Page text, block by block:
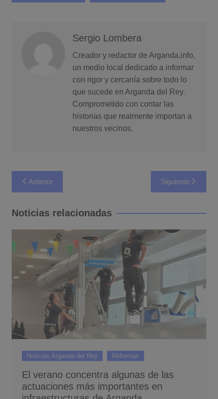
Sergio Lombera
Creador y redactor de Arganda.info,
un medio local dedicado a informar
con rigor y cercanía sobre todo lo
que sucede en Arganda del Rey.
Comprometido con contar las
historias que realmente importan a
nuestros vecinos.
Navegación
de
entradas
Anterior Siguiente
Noticias relacionadas
Noticias Arganda del Rey Reformas
El verano concentra algunas de las
actuaciones más importantes en